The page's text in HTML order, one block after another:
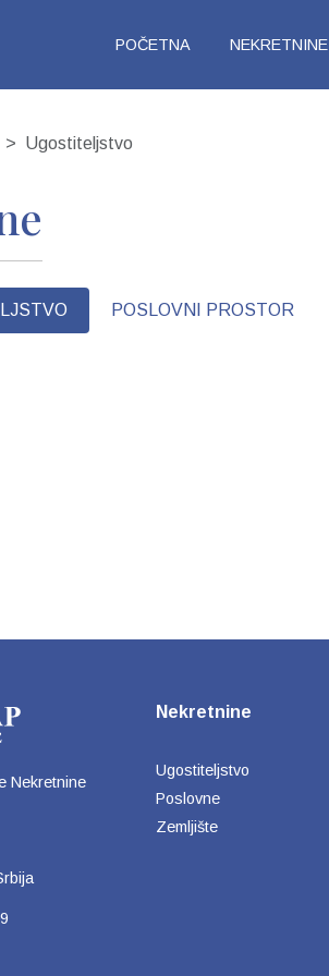
POČETNA NEKRETNINE
Ugostiteljstvo
POSLOVNI PROSTOR
Nekretnine
Nekretnine
Ugostiteljstvo
Poslovne
Zemljište